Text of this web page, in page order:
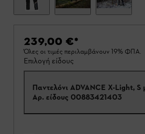
239,00 €*
Όλες οι τιμές περιλαμβάνουν 19% ΦΠΑ.
Επιλογή είδους
Παντελόνι ADVANCE X-Light, S
Αρ. είδους 00883421403